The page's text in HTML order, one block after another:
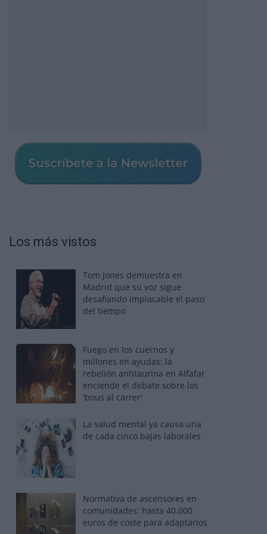
Los más vistos
Tom Jones demuestra en
Madrid que su voz sigue
desafiando implacable el paso
del tiempo
Fuego en los cuernos y
millones en ayudas: la
rebelión antitaurina en Alfafar
enciende el debate sobre los
'bous al carrer'
La salud mental ya causa una
de cada cinco bajas laborales
Normativa de ascensores en
comunidades: hasta 40.000
euros de coste para adaptarlos